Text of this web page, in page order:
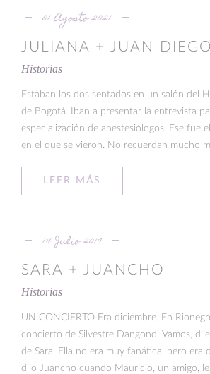
01 Agosto 2021
JULIANA + JUAN DIEGO
Historias
Estaban los dos sentados en un salón del
de Bogotá. Iban a presentar la entrevista
especialización de anestesiólogos. Ese fue
en el que se vieron. No recuerdan mucho
LEER MÁS
14 Julio 2019
SARA + JUANCHO
Historias
UN CONCIERTO Era diciembre. En
concierto de Silvestre Dangond. Vamos,
de Sara. Ella no era muy fanática, pero era
dijo Juancho cuando Mauricio, un amigo,